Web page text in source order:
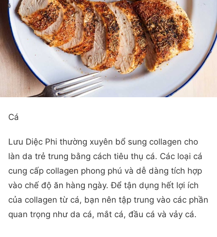
Cá
Lưu Diệc Phi thường xuyên bổ sung collagen cho
làn da trẻ trung bằng cách tiêu thụ cá. Các loại cá
cung cấp collagen phong phú và dễ dàng tích hợp
vào chế độ ăn hàng ngày. Để tận dụng hết lợi ích
của collagen từ cá, bạn nên tập trung vào các phần
quan trọng như da cá, mắt cá, đầu cá và vảy cá.